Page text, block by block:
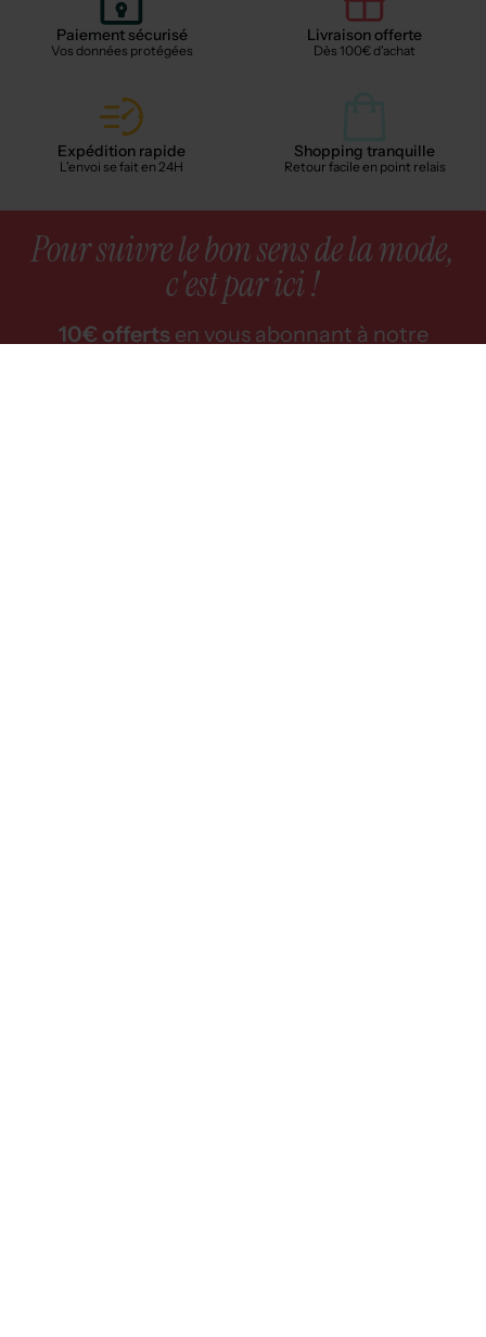
Paiement sécurisé
Vos données protégées
Livraison offerte
Dès 100€ d'achat
Expédition rapide
L'envoi se fait en 24H
Shopping tranquille
Retour facile en point relais
Pour suivre le bon sens de la mode,
c'est par ici !
10€ offerts en vous abonnant à notre